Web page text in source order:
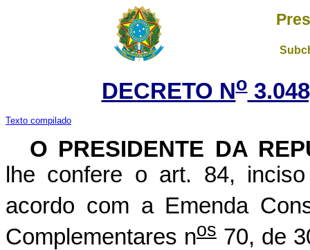
DECRETO No
Texto compilado
O PRESIDENTE DA
lhe confere o art. 84,
acordo com a Emenda
Complementares nos70, de